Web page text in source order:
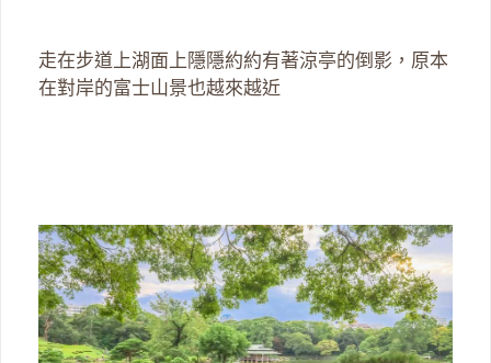
走在步道上湖面上隱隱約約有著涼亭的倒影，原本
在對岸的富士山景也越來越近